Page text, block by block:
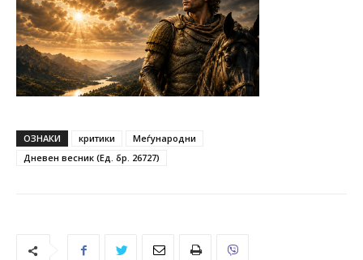
ОЗНАКИ критики
Меѓународни
Дневен весник (Ед. бр. 26727)